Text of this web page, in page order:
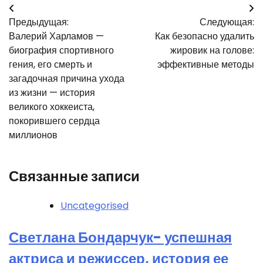
Навигация
по
записям
Предыдущая:
Валерий Харламов —
биография спортивного
гения, его смерть и
загадочная причина ухода
из жизни — история
великого хоккеиста,
покорившего сердца
миллионов
Следующая:
Как безопасно удалить
жировик на голове:
эффективные методы
Связанные записи
Uncategorised
Светлана Бондарчук- успешная
актриса и режиссер, история ее